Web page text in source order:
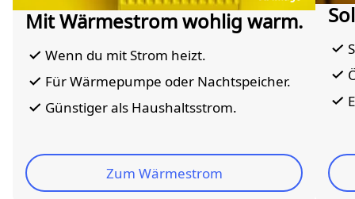
Mit Wärmestrom wohlig warm.
Wenn du mit Strom heizt.
Für Wärmepumpe oder Nachtspeicher.
Günstiger als Haushaltsstrom.
Zum Wärmestrom